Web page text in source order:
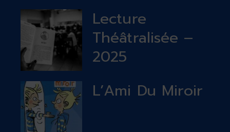
Lecture
Théâtralisée –
2025
L’Ami Du Miroir